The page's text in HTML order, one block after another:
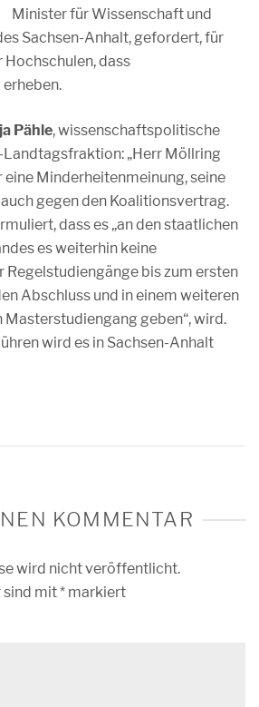
Minister für Wissenschaft und
Sachsen-Anhalt, gefordert, für
dass
Pähle, wissenschaftspolitische
Landtagsfraktion: „Herr Möllring
Minderheitenmeinung, seine
gegen den Koalitionsvertrag.
dass es „an den staatlichen
es weiterhin keine
Regelstudiengänge bis zum ersten
Abschluss und in einem weiteren
geben“, wird.
wird es in Sachsen-Anhalt
KOMMENTAR
wird nicht veröffentlicht.
sind mit* markiert